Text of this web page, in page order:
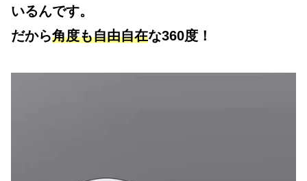
いるんです。
だから角度も自由自在な360度！